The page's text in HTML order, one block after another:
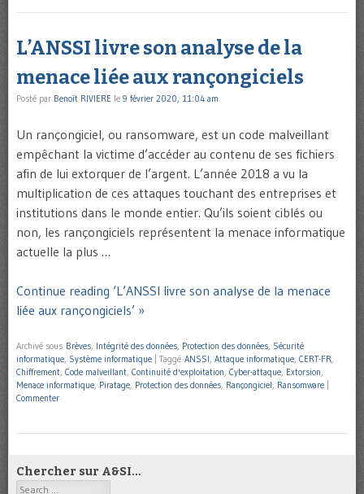
L’ANSSI livre son analyse de la
menace liée aux rançongiciels
Posté par Benoît RIVIERE le 9 février 2020, 11:04 am
Un rançongiciel, ou ransomware, est un code malveillant
empêchant la victime d’accéder au contenu de ses fichiers
afin de lui extorquer de l’argent. L’année 2018 a vu la
multiplication de ces attaques touchant des entreprises et
institutions dans le monde entier. Qu’ils soient ciblés ou
non, les rançongiciels représentent la menace informatique
actuelle la plus …
Continue reading ‘L’ANSSI livre son analyse de la menace
liée aux rançongiciels’ »
Archivé sous Brèves, Intégrité des données, Protection des données, Sécurité
informatique, Système informatique Taggé ANSSI, Attaque informatique, CERT-FR,
Chiffrement, Code malveillant, Continuité d'exploitation, Cyber-attaque, Extorsion,
Menace informatique, Piratage, Protection des données, Rançongiciel, Ransomware
Commenter
Chercher sur A&SI…
Search